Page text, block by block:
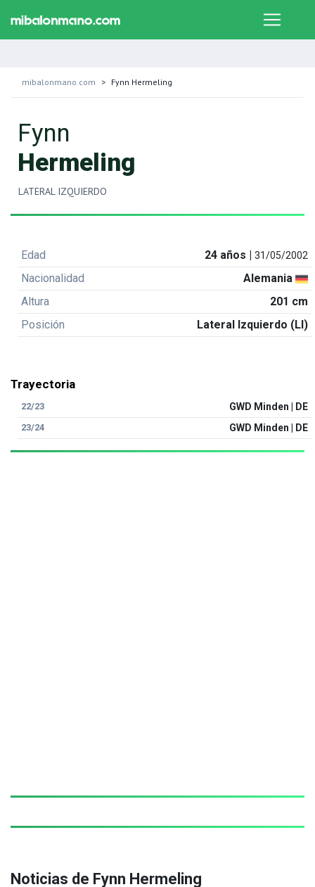
mibalonmano.com Fynn Hermeling
Fynn
Hermeling
LATERAL IZQUIERDO
Edad 24 años |31/05/2002
Nacionalidad
Alemania
Altura
201 cm
Posición
Lateral Izquierdo (LI)
Trayectoria
22/23 GWD Minden | DE
23/24 GWD Minden | DE
Noticias de Fynn Hermeling